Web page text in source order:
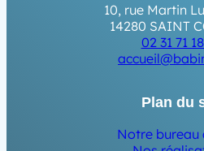
10, rue Martin
14280 SAINT
02 31 71
Plan du
Notre bureau